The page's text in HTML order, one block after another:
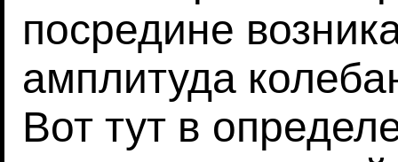
посредине
амплитуда
Вот тут в